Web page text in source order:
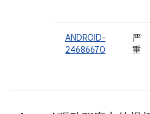
ANDROID-
24686670
严
重